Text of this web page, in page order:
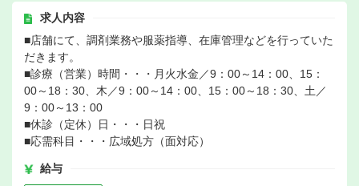
求人内容
■店舗にて、調剤業務や服薬指導、在庫管理などを行っていた
だきます。
■診療（営業）時間・・・月火水金／9：00～14：00、15：
00～18：30、木／9：00～14：00、15：00～18：30、土／
9：00～13：00
■休診（定休）日・・・日祝
■応需科目・・・広域処方（面対応）
給与